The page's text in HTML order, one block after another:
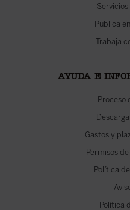
Publica
Trabaja
AYUDA E
Proceso
Gastos y
Permisos
Política
Política